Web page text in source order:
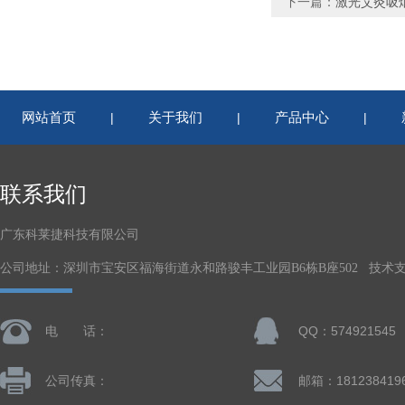
网站首页 | 关于我们 | 产品中心 |
联系我们
广东科莱捷科技有限公司
公司地址：深圳市宝安区福海街道永和路骏丰工业园B6栋B座502 技术
电 话： QQ：574921545
公司传真：